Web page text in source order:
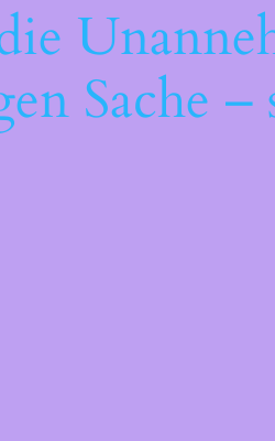
Sache